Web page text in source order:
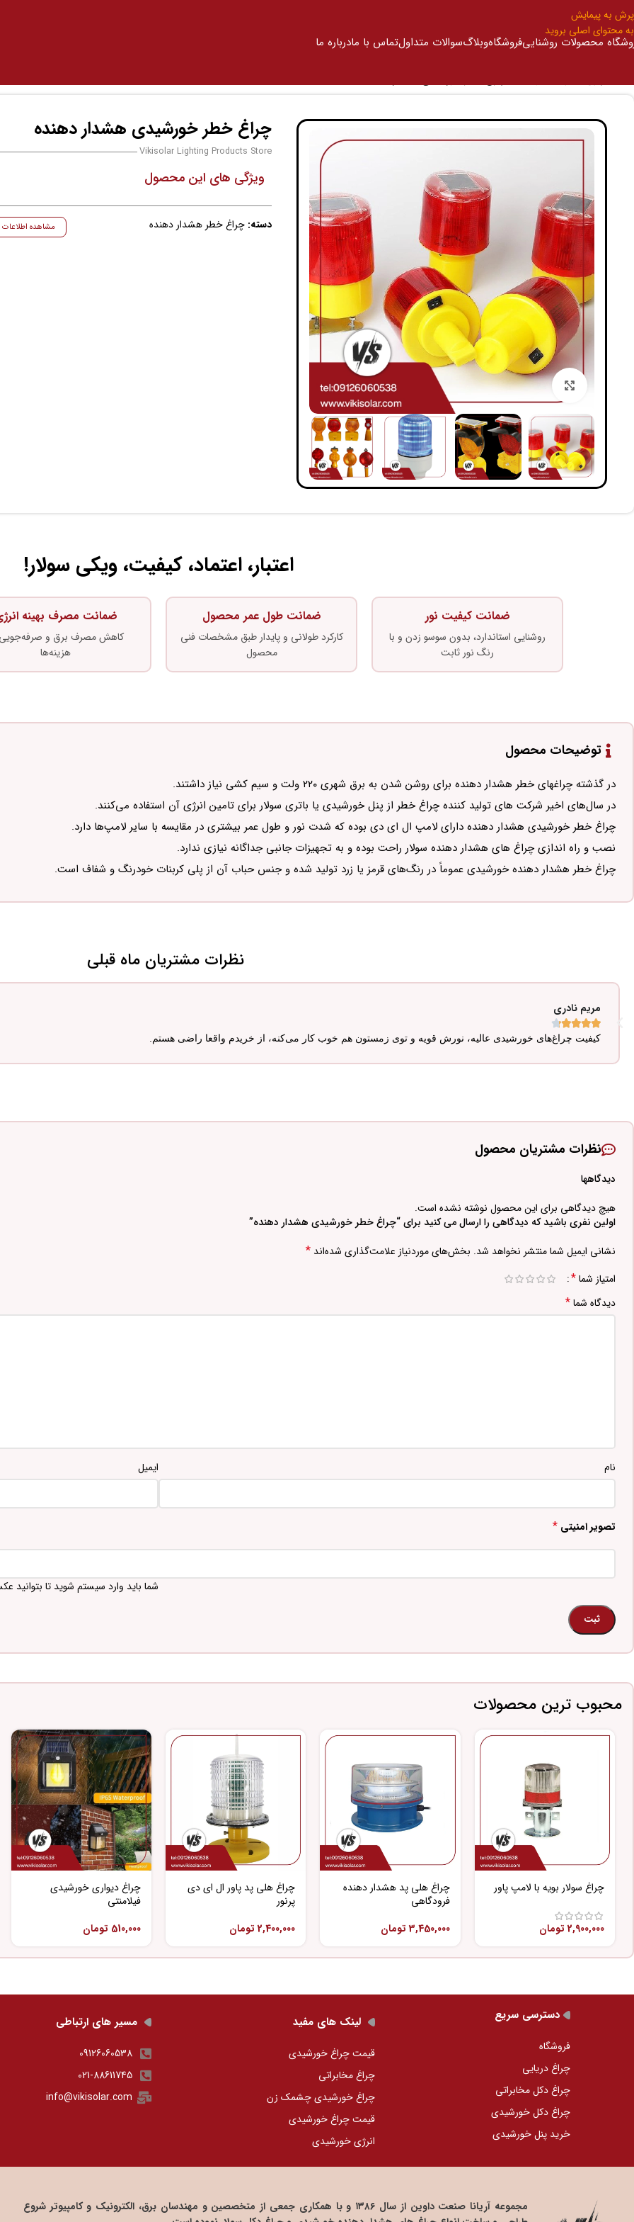
پرش به پیمایش
به محتوای اصلی بروید
محصولات روشناییفروشگاهوبلاگسوالات متداولتماس با مادرباره ما
بزرگنمایی تصویر
چراغ خطر خورشیدی هشدار دهنده
Vikisolar Lighting Products Store
ویژگی های این محصول
دسته: چراغ خطر هشدار دهنده مشاهده اطلاعات
اعتبار، اعتماد، کیفیت، ویکی سولار!
ضمانت کیفیت نور
روشنایی استاندارد، بدون سوسو زدن و با
رنگ نور ثابت
ضمانت طول عمر محصول
کارکرد طولانی و پایدار طبق مشخصات فنی
محصول
ضمانت مصرف بهینه
کاهش مصرف برق و
هزینه‌ها
توضیحات محصول
در گذشته چراغهای خطر هشدار دهنده برای روشن شدن به برق شهری ۲۲۰ ولت و سیم کشی نیاز داشتند.
در سال‌های اخیر شرکت های تولید کننده چراغ خطر از پنل خورشیدی یا باتری سولار برای تامین انرژی آن استفاده می‌کنند.
چراغ خطر خورشیدی هشدار دهنده دارای لامپ ال ای دی بوده که شدت نور و طول عمر بیشتری در مقایسه با سایر لامپ‌ها دارد.
نصب و راه اندازی چراغ های هشدار دهنده سولار راحت بوده و به تجهیزات جانبی جداگانه نیازی ندارد.
چراغ خطر هشدار دهنده خورشیدی عموماً در رنگ‌های قرمز یا زرد تولید شده و جنس حباب آن از پلی کربنات خودرنگ و شفاف است.
نظرات مشتریان ماه قبلی
مریم نادری





کیفیت چراغ‌های خورشیدی عالیه، نورش قویه و توی زمستون هم خوب کار می‌کنه، از خریدم واقعا راضی هستم.
نظرات مشتریان محصول
دیدگاهها
هیچ دیدگاهی برای این محصول نوشته نشده است.
اولین نفری باشید که دیدگاهی را ارسال می کنید برای “چراغ خطر خورشیدی هشدار دهنده”
نشانی ایمیل شما منتشر نخواهد شد. بخش‌های موردنیاز علامت‌گذاری شده‌اند *
امتیاز شما*
دیدگاه شما*
نام ایمیل
تصویر امنیتی *
شما باید وارد سیستم شوید تا بتوانید
محبوب ترین محصولات
چراغ سولار بویه با لامپ پاور
2,900,000 تومان
چراغ هلی پد هشدار دهنده
فرودگاهی
3,450,000 تومان
چراغ هلی پد پاور ال ای دی
پرنور
2,400,000 تومان
چراغ دیواری خورشیدی
فیلامنتی
510,000 تومان
دسترسی سریع
فروشگاه
چراغ دریایی
چراغ دکل مخابراتی
چراغ دکل خورشیدی
خرید پنل خورشیدی
لینک های مفید
قیمت چراغ خورشیدی
چراغ مخابراتی
چراغ خورشیدی چشمک زن
قیمت چراغ خورشیدی
انرژی خورشیدی
مسیر های ارتباطی
09126060538
021-88611745
info@vikisolar.com
مجموعه آریانا صنعت داوین از سال ۱۳۸۶ و با همکاری جمعی از متخصصین و مهندسان برق، الکترونیک و کامپیوتر شروع